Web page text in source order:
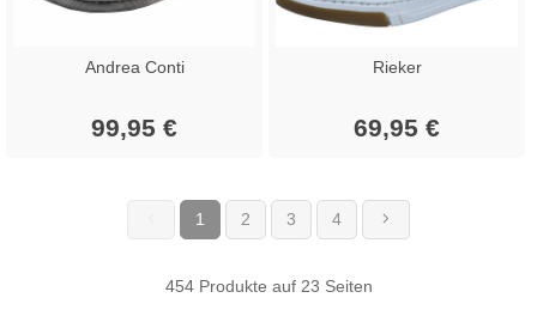
Andrea Conti
99,95 €
Rieker
69,95 €
1 (current)
2 3 4
454 Produkte auf 23 Seiten